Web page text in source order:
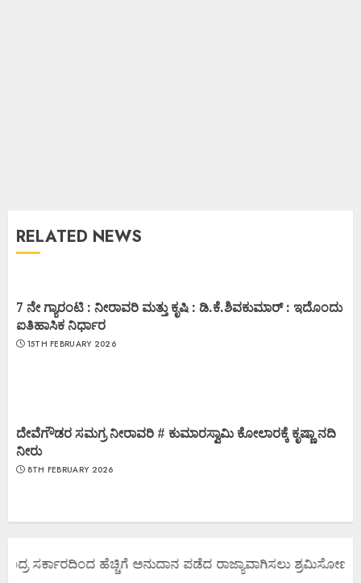
RELATED NEWS
7 ನೇ ಗ್ಯಾರಂಟಿ : ನೀರಾವರಿ ಮತ್ತು ಕೃಷಿ : ಡಿ.ಕೆ.ಶಿವಕುಮಾರ್ : ಇದೊಂದು
ಐತಿಹಾಸಿಕ ನಿರ್ಧಾರ
15TH FEBRUARY 2026
ದೇವೆಗೌಡರ ಸಮಗ್ರ ನೀರಾವರಿ # ಕುಮಾರಸ್ವಾಮಿ ಕೋಲಾರಕ್ಕೆ ಕೃಷ್ಣಾ ನದಿ
ನೀರು
8TH FEBRUARY 2026
ಸರ್ಕಾರದಿಂದ ಹೆಚ್ಚಿಗೆ ಅನುದಾನ ಪಡೆದ ರಾಜ್ಯಾವಾಗಿಸಲು ಶ್ರಮಿಸೋಣ ಬನ್ನಿ.